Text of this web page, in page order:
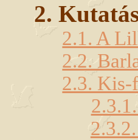
2.
2.1. A
2.2.
2.3. Kis-